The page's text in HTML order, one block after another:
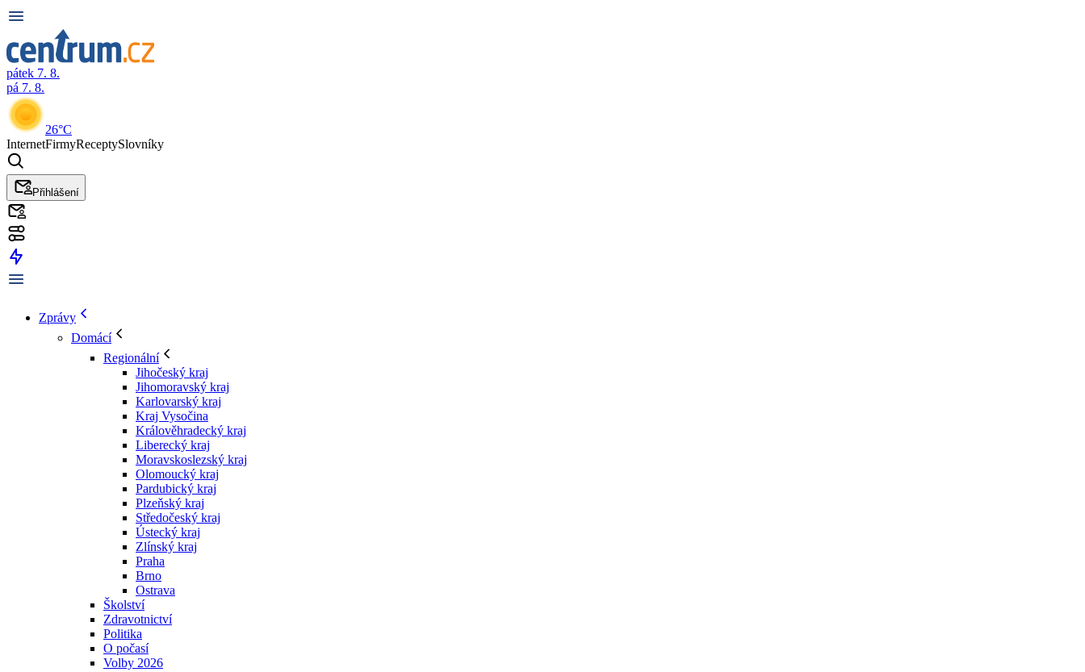
pátek 7. 8.
pá 7. 8.
26°C
InternetFirmyReceptySlovníky
Přihlášení
Zprávy
Domácí
Regionální
Jihočeský kraj
Jihomoravský kraj
Karlovarský kraj
Kraj Vysočina
Králověhradecký kraj
Liberecký kraj
Moravskoslezský kraj
Olomoucký kraj
Pardubický kraj
Plzeňský kraj
Středočeský kraj
Ústecký kraj
Zlínský kraj
Praha
Brno
Ostrava
Školství
Zdravotnictví
Politika
O počasí
Volby 2026